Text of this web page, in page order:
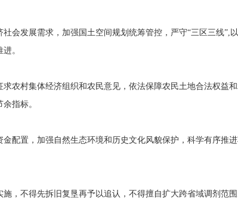
会发展需求，加强国土空间规划统筹管控，严守“三区三线”,
。
农村集体经济组织和农民意见，依法保障农民土地合法权益
指标。
配置，加强自然生态环境和历史文化风貌保护，科学有序推进
，不得先拆旧复垦再予以追认，不得擅自扩大跨省域调剂范围